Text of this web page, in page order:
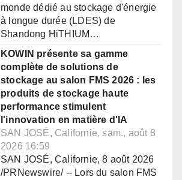
monde dédié au stockage d'énergie
à longue durée (LDES) de
Shandong HiTHIUM…
KOWIN présente sa gamme
complète de solutions de
stockage au salon FMS 2026 : les
produits de stockage haute
performance stimulent
l'innovation en matière d'IA
SAN JOSÉ, Californie, sam., août 8
2026 16:59
SAN JOSÉ, Californie, 8 août 2026
/PRNewswire/ -- Lors du salon FMS